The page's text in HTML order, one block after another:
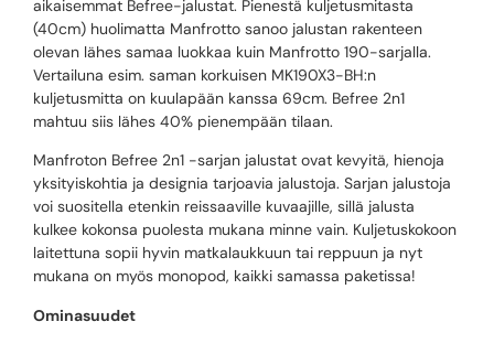
aikaisemmat Befree-jalustat. Pienestä kuljetusmitasta
(40cm) huolimatta Manfrotto sanoo jalustan rakenteen
olevan lähes samaa luokkaa kuin Manfrotto 190-sarjalla.
Vertailuna esim. saman korkuisen MK190X3-BH:n
kuljetusmitta on kuulapään kanssa 69cm. Befree 2n1
mahtuu siis lähes 40% pienempään tilaan.
Manfroton Befree 2n1 -sarjan jalustat ovat kevyitä, hienoja
yksityiskohtia ja designia tarjoavia jalustoja. Sarjan jalustoja
voi suositella etenkin reissaaville kuvaajille, sillä jalusta
kulkee kokonsa puolesta mukana minne vain. Kuljetuskokoon
laitettuna sopii hyvin matkalaukkuun tai reppuun ja nyt
mukana on myös monopod, kaikki samassa paketissa!
Ominasuudet